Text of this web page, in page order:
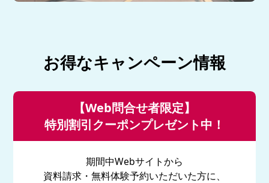
お得なキャンペーン情報
【Web問合せ者限定】
特別割引クーポンプレゼント中！
期間中Webサイトから
資料請求・無料体験予約いただいた方に、